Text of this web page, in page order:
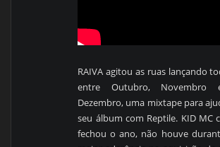
RAIVA agitou as ruas lançando
entre Outubro, Novembro
Dezembro, uma mixtape para
seu álbum com Reptile. KID MC
fechou o ano, não houve